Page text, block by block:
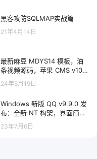
黑客攻防SQLMAP实战篇
21年4月14日
最新麻豆 MDYS14 模板，油
条视频源码，苹果 CMS v10
模板，附搭建教程
24年6月19日
Windows 新版 QQ v9.9.0 发
布：全新 NT 构架，界面简洁
清爽
23年7月6日